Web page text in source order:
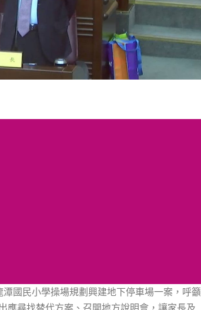
國民小學操場規劃興建地下停車場一案，呼籲